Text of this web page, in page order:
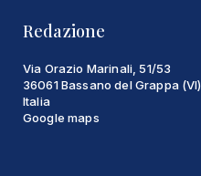
Redazione
Via Orazio Marinali, 51/53
36061 Bassano del Grappa (VI)
Italia
Google maps